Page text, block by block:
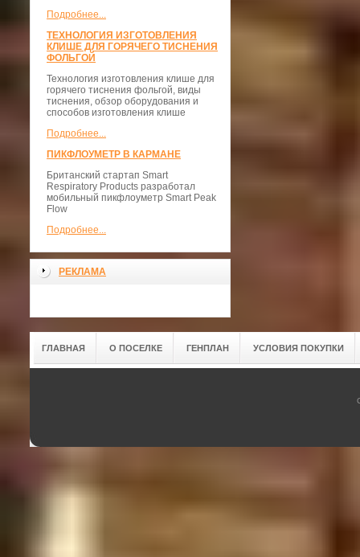
Подробнее...
ТЕХНОЛОГИЯ ИЗГОТОВЛЕНИЯ
КЛИШЕ ДЛЯ ГОРЯЧЕГО ТИСНЕНИЯ
ФОЛЬГОЙ
Технология изготовления клише для
горячего тиснения фольгой, виды
тиснения, обзор оборудования и
способов изготовления клише
Подробнее...
ПИКФЛОУМЕТР В КАРМАНЕ
Британский стартап Smart
Respiratory Products разработал
мобильный пикфлоуметр Smart Peak
Flow
Подробнее...
РЕКЛАМА
ГЛАВНАЯ О ПОСЕЛКЕ ГЕНПЛАН УСЛОВИЯ ПОКУПКИ